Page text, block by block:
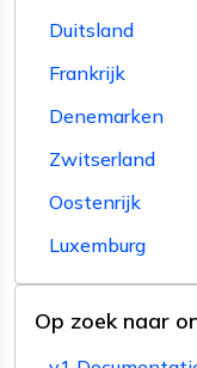
Duitsland
Frankrijk
Denemarken
Zwitserland
Oostenrijk
Luxemburg
Op zoek naar